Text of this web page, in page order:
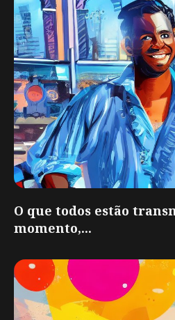
O que todos estão
momento,...